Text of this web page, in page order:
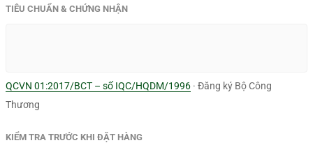
TIÊU CHUẨN & CHỨNG NHẬN
QCVN 01:2017/BCT – số IQC/HQDM/1996 · Đăng ký Bộ Công
Thương
KIỂM TRA TRƯỚC KHI ĐẶT HÀNG